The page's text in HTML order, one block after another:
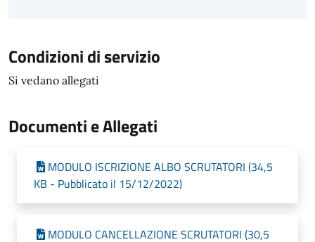
Condizioni di servizio
Si vedano allegati
Documenti e Allegati
MODULO ISCRIZIONE ALBO SCRUTATORI (34,5
KB - Pubblicato il 15/12/2022)
MODULO CANCELLAZIONE SCRUTATORI (30,5